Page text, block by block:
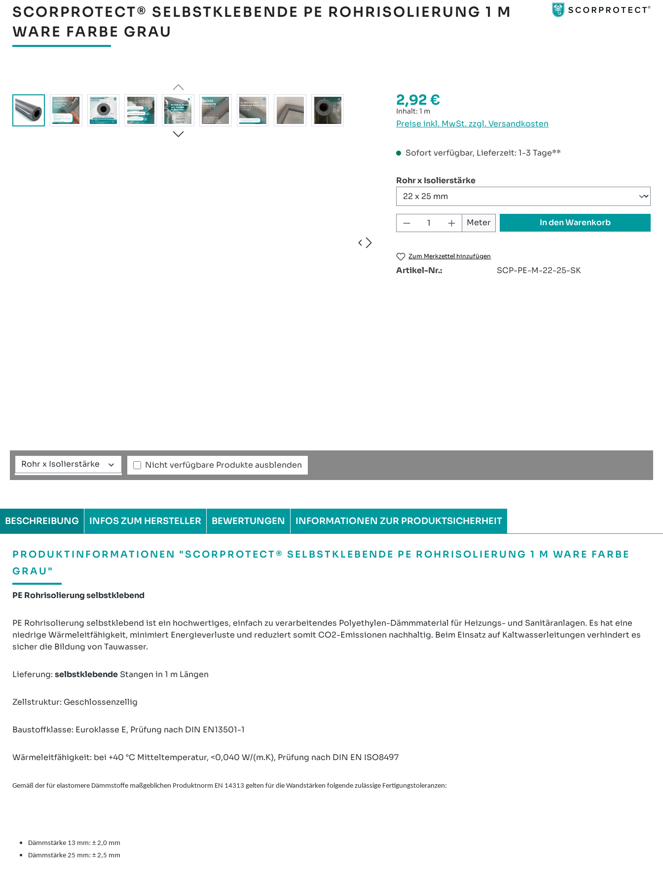
SCORPROTECT® SELBSTKLEBENDE PE ROHRISOLIERUNG 1 M
WARE FARBE GRAU
Bildergalerie überspringen Regulärer Preis:
2,92 €
Inhalt:1 m
Preise inkl. MwSt. zzgl. Versandkosten
Sofort verfügbar, Lieferzeit: 1-3 Tage**
Rohr x Isolierstärkeauswählen
Produkt Anzahl: Gib den gewünschten
Meter In den Warenkorb
Zum Merkzettel hinzufügen
Artikel-Nr.: SCP-PE-M-22-25-SK
Rohr x Isolierstärke Nicht verfügbare Produkte ausblenden
BESCHREIBUNG INFOS ZUM HERSTELLER BEWERTUNGEN INFORMATIONEN ZUR PRODUKTSICHERHEIT
PRODUKTINFORMATIONEN "SCORPROTECT® SELBSTKLEBENDE PE ROHRISOLIERUNG 1 M WARE FARBE
GRAU"
PE Rohrisolierung selbstklebend
PE Rohrisolierung selbstklebend ist ein hochwertiges, einfach zu verarbeitendes Polyethylen-Dämmmaterial für Heizungs- und Sanitäranlagen. Es hat eine
niedrige Wärmeleitfähigkeit, minimiert Energieverluste und reduziert somit CO2-Emissionen nachhaltig. Beim Einsatz auf Kaltwasserleitungen verhindert es
sicher die Bildung von Tauwasser.
Lieferung: selbstklebende Stangen in 1 m Längen
Zellstruktur: Geschlossenzellig
Baustoffklasse: Euroklasse E, Prüfung nach DIN EN13501-1
Wärmeleitfähigkeit: bei +40 °C Mitteltemperatur, <0,040 W/(m.K), Prüfung nach DIN EN ISO8497
Gemäß der für elastomere Dämmstoffe maßgeblichen Produktnorm EN 14313 gelten für die Wandstärken folgende zulässige Fertigungstoleranzen:
Dämmstärke 13 mm: ± 2,0 mm
Dämmstärke 25 mm: ± 2,5 mm